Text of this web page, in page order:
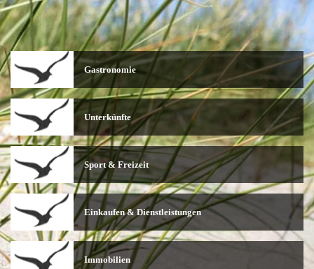
Gastronomie
Unterkünfte
Sport & Freizeit
Einkaufen & Dienstleistungen
Immobilien